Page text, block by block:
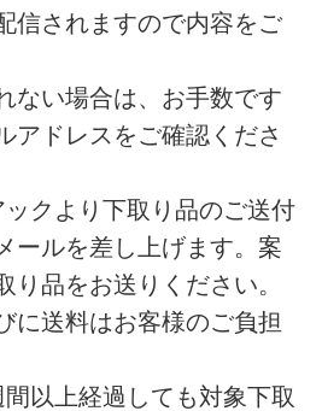
信されますので内容をご
い場合は、お手数です
アドレスをご確認くださ
クより下取り品のご送付
ールを差し上げます。案
り品をお送りください。
送料はお客様のご負担
以上経過しても対象下取